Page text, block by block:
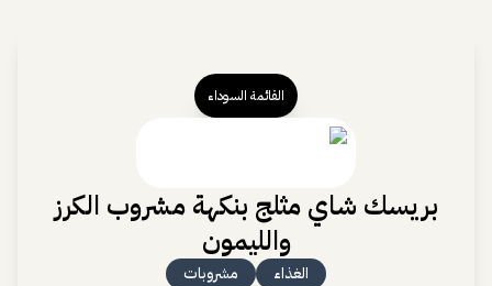
القائمة السوداء
بريسك شاي مثلج بنكهة مشروب الكرز
والليمون
الغذاء مشروبات